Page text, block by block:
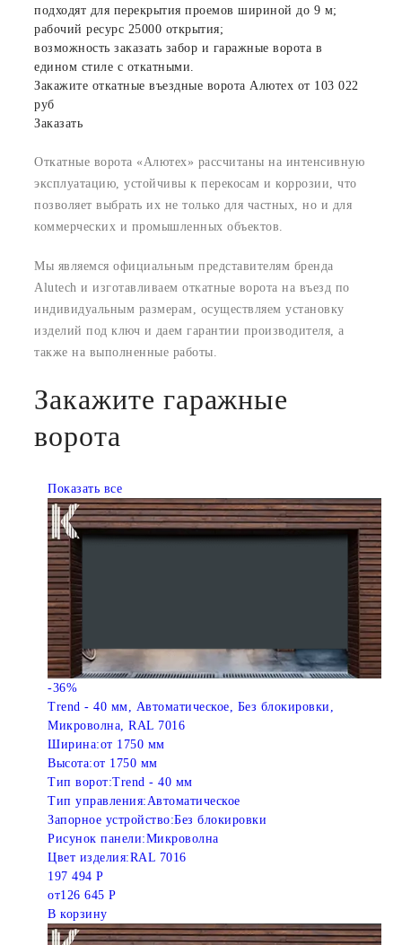
подходят для перекрытия проемов шириной до 9 м;
рабочий ресурс 25000 открытия;
возможность заказать забор и гаражные ворота в
едином стиле с откатными.
Закажите откатные въездные ворота Алютех от 103 022
руб
Заказать
Откатные ворота «Алютех» рассчитаны на интенсивную
эксплуатацию, устойчивы к перекосам и коррозии, что
позволяет выбрать их не только для частных, но и для
коммерческих и промышленных объектов.
Мы являемся официальным представителям бренда
Alutech и изготавливаем откатные ворота на въезд по
индивидуальным размерам, осуществляем установку
изделий под ключ и даем гарантии производителя, а
также на выполненные работы.
Закажите гаражные
ворота
Показать все
-36%
Trend - 40 мм, Автоматическое, Без блокировки,
Микроволна, RAL 7016
Ширина:от 1750 мм
Высота:от 1750 мм
Тип ворот:Trend - 40 мм
Тип управления: Автоматическое
Запорное устройство:Без блокировки
Рисунок панели:Микроволна
Цвет изделия:RAL 7016
197 494 Р
от126 645 Р
В корзину